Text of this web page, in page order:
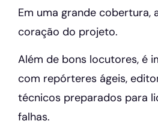
Em uma grande cobertura,
coração do projeto.
Além de bons locutores, é
com repórteres ágeis,
técnicos preparados para
falhas.